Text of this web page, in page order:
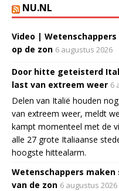
NU.NL
Video |
op de zon 6 augustus 2026
Door hitte geteisterd
last van extreem weer 6
Delen van Italië houden
van extreem weer, meldt
kampt momenteel met de
alle 27 grote Italiaanse
hoogste hittealarm.
Wetenschappers
van de zon 6 augustus 2026